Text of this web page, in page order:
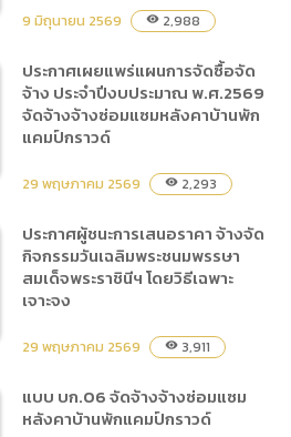
9 มิถุนายน 2569 visibility 2,988
ประกาศเผยแพร่แผนการจัดซื้อจัด
จ้าง ประจำปีงบประมาณ พ.ศ.2569
จัดจ้างจ้างซ่อมแซมหลังคาบ้านพัก
แคมป์กราวด์
29 พฤษภาคม 2569 visibility 2,293
ประกาศผู้ชนะการเสนอราคา จ้างจัด
กิจกรรมวันเฉลิมพระชนมพรรษา
สมเด็จพระราชินีฯ โดยวิธีเฉพาะ
เจาะจง
29 พฤษภาคม 2569 visibility 3,911
แบบ บก.06 จัดจ้างจ้างซ่อมแซม
หลังคาบ้านพักแคมป์กราวด์